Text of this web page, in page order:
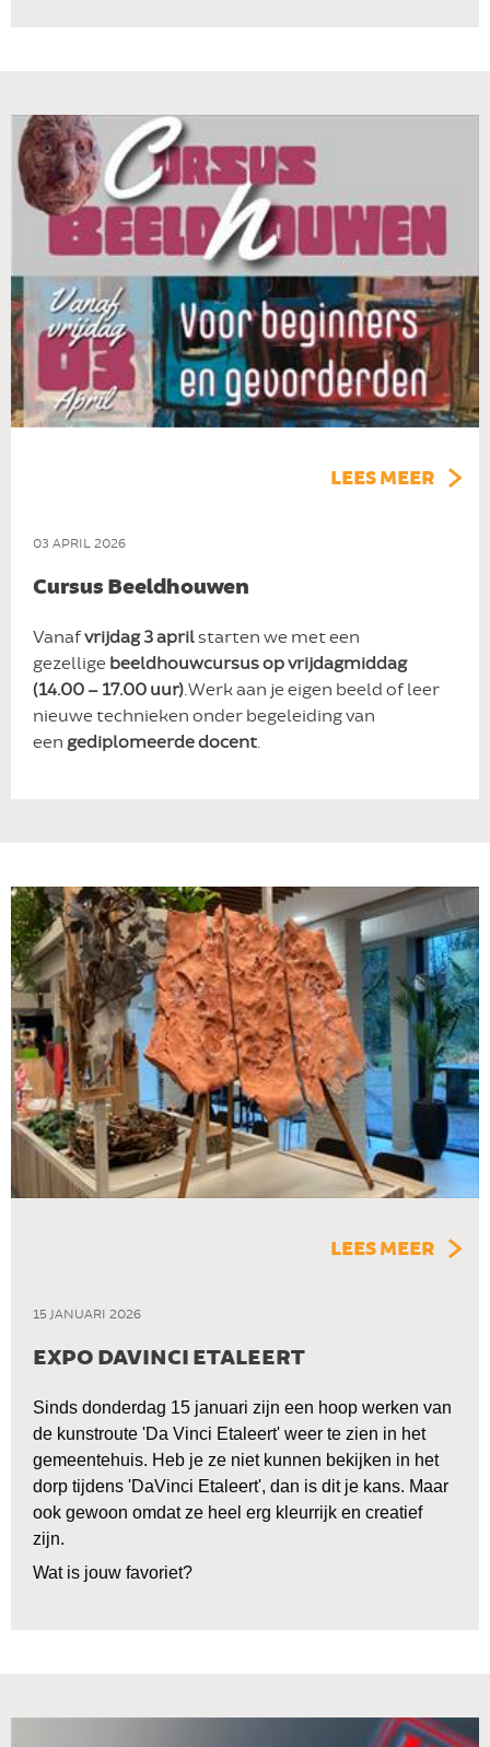
03 APRIL 2026
Cursus Beeldhouwen
Vanafvrijdag 3 aprilstarten we met een
gezellige beeldhouwcursus op vrijdagmiddag
(14.00 – 17.00 uur). Werk aan je eigen beeld of leer
nieuwe technieken onder begeleiding van
een gediplomeerde docent.
LEES MEER
15 JANUARI 2026
EXPO DAVINCI ETALEERT
Sinds donderdag 15 januari zijn een hoop werken van
de kunstroute 'Da Vinci Etaleert' weer te zien in het
gemeentehuis. Heb je ze niet kunnen bekijken in het
dorp tijdens 'DaVinci Etaleert', dan is dit je kans. Maar
ook gewoon omdat ze heel erg kleurrijk en creatief
zijn.
Wat is jouw favoriet?
LEES MEER